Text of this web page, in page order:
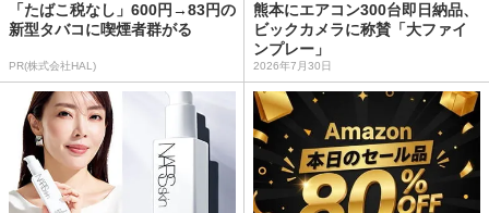
「たばこ税なし」600円→83円の
新型タバコに喫煙者群がる
PR(株式会社HAL)
熊本にエアコン300台即日納品、
ビックカメラに称賛「大ファイ
ンプレー」
2026年7月30日